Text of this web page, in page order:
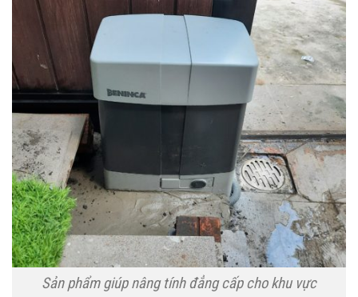
Sản phẩm giúp nâng tính đẳng cấp cho khu vực